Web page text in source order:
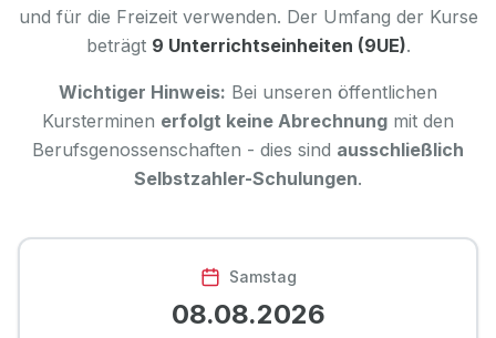
und für die Freizeit verwenden. Der Umfang der Kurse
beträgt 9 Unterrichtseinheiten (9UE).
Wichtiger Hinweis: Bei unseren öffentlichen
Kursterminen erfolgt keine Abrechnung mit den
Berufsgenossenschaften - dies sind ausschließlich
Selbstzahler-Schulungen.
Samstag
08.08.2026